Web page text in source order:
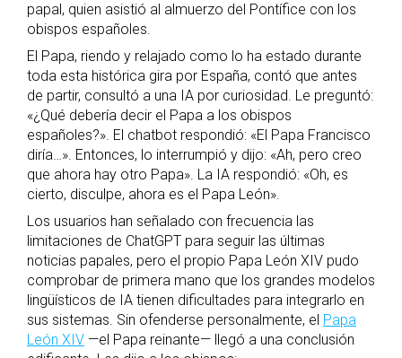
papal, quien asistió al almuerzo del Pontífice con los
obispos españoles.
El Papa, riendo y relajado como lo ha estado durante
toda esta histórica gira por España, contó que antes
de partir, consultó a una IA por curiosidad. Le preguntó:
«¿Qué debería decir el Papa a los obispos
españoles?». El chatbot respondió: «El Papa Francisco
diría…». Entonces, lo interrumpió y dijo: «Ah, pero creo
que ahora hay otro Papa». La IA respondió: «Oh, es
cierto, disculpe, ahora es el Papa León».
Los usuarios han señalado con frecuencia las
limitaciones de ChatGPT para seguir las últimas
noticias papales, pero el propio Papa León XIV pudo
comprobar de primera mano que los grandes modelos
lingüísticos de IA tienen dificultades para integrarlo en
sus sistemas. Sin ofenderse personalmente, el Papa
León XIV —el Papa reinante— llegó a una conclusión